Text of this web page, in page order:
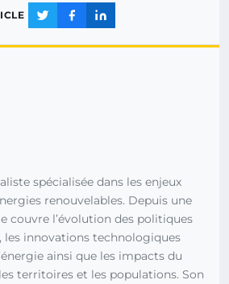
spécialisée dans les enjeux
renouvelables. Depuis une
couvre l’évolution des politiques
les innovations technologiques
ainsi que les impacts du
territoires et les populations. Son